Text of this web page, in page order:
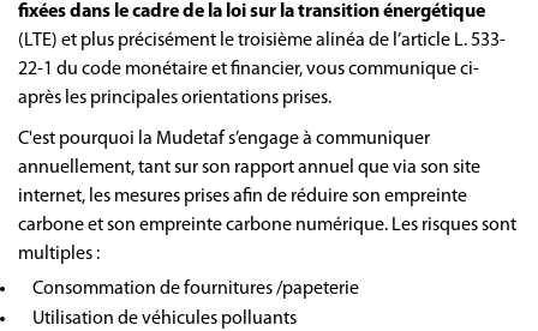
fixées dans le cadre de la loi sur la transition énergétique
(LTE) et plus précisément le troisième alinéa de l’article L. 533-
22-1 du code monétaire et financier, vous communique ci-
après les principales orientations prises.
C'est pourquoi la Mudetaf s’engage à communiquer
annuellement, tant sur son rapport annuel que via son site
internet, les mesures prises afin de réduire son empreinte
carbone et son empreinte carbone numérique. Les risques sont
multiples :
Consommation de fournitures /papeterie
Utilisation de véhicules polluants